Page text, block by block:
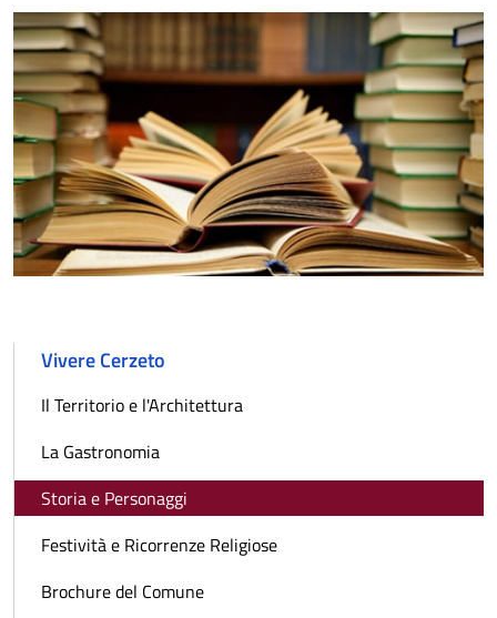
Vivere Cerzeto
Il Territorio e l'Architettura
La Gastronomia
Storia e Personaggi
Festività e Ricorrenze Religiose
Brochure del Comune